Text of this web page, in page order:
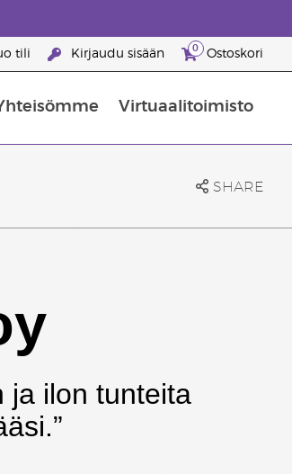
tili Kirjaudu sisään 0 Ostoskori
Virtuaalitoimisto
SHARE
ja ilon tunteita